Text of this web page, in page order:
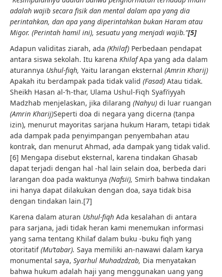
adalah wajib secara fisik dan mental dalam apa yang dia
perintahkan, dan apa yang diperintahkan bukan Haram atau
Migor. (Perintah hamil ini), sesuatu yang menjadi wajib.”[5]
Adapun validitas ziarah, ada (Khilaf) Perbedaan pendapat
antara siswa sekolah. Itu karena KhilafApa yang ada dalam
aturannya Ushul-fiqh, Yaitu larangan eksternal (Amrin Kharij)
Apakah itu berdampak pada tidak valid (Fasad) Atau tidak.
Sheikh Hasan al-‘h-thar, Ulama Ushul-Fiqh Syafi’iyyah
Madzhab menjelaskan, jika dilarang (Nahyu) di luar ruangan
(Amrin Kharij)Seperti doa di negara yang dicerna (tanpa
izin), menurut mayoritas sarjana hukum Haram, tetapi tidak
ada dampak pada penyimpangan penyembahan atau
kontrak, dan menurut Ahmad, ada dampak yang tidak valid.
[6] Mengapa disebut eksternal, karena tindakan Ghasab
dapat terjadi dengan hal -hal lain selain doa, berbeda dari
larangan doa pada waktunya (Nafsii), Smirh bahwa tindakan
ini hanya dapat dilakukan dengan doa, saya tidak bisa
dengan tindakan lain.[7]
Karena dalam aturan Ushul-fiqh Ada kesalahan di antara
para sarjana, jadi tidak heran kami menemukan informasi
yang sama tentang Khilaf dalam buku -buku fiqh yang
otoritatif(Mu’tabar). Saya memiliki an-nawawi dalam karya
monumental saya, Syarhul Muhadzdzab, Dia menyatakan
bahwa hukum adalah haji yang menggunakan uang yang